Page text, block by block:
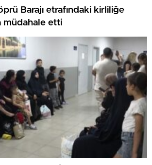
Barajı etrafındaki kirliliğe
müdahale etti